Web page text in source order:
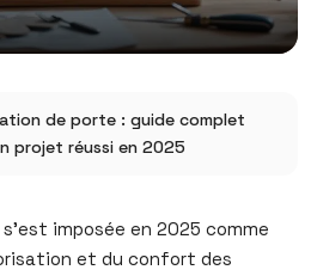
de porte : guide complet
projet réussi en 2025
imposée en 2025 comme
et du confort des